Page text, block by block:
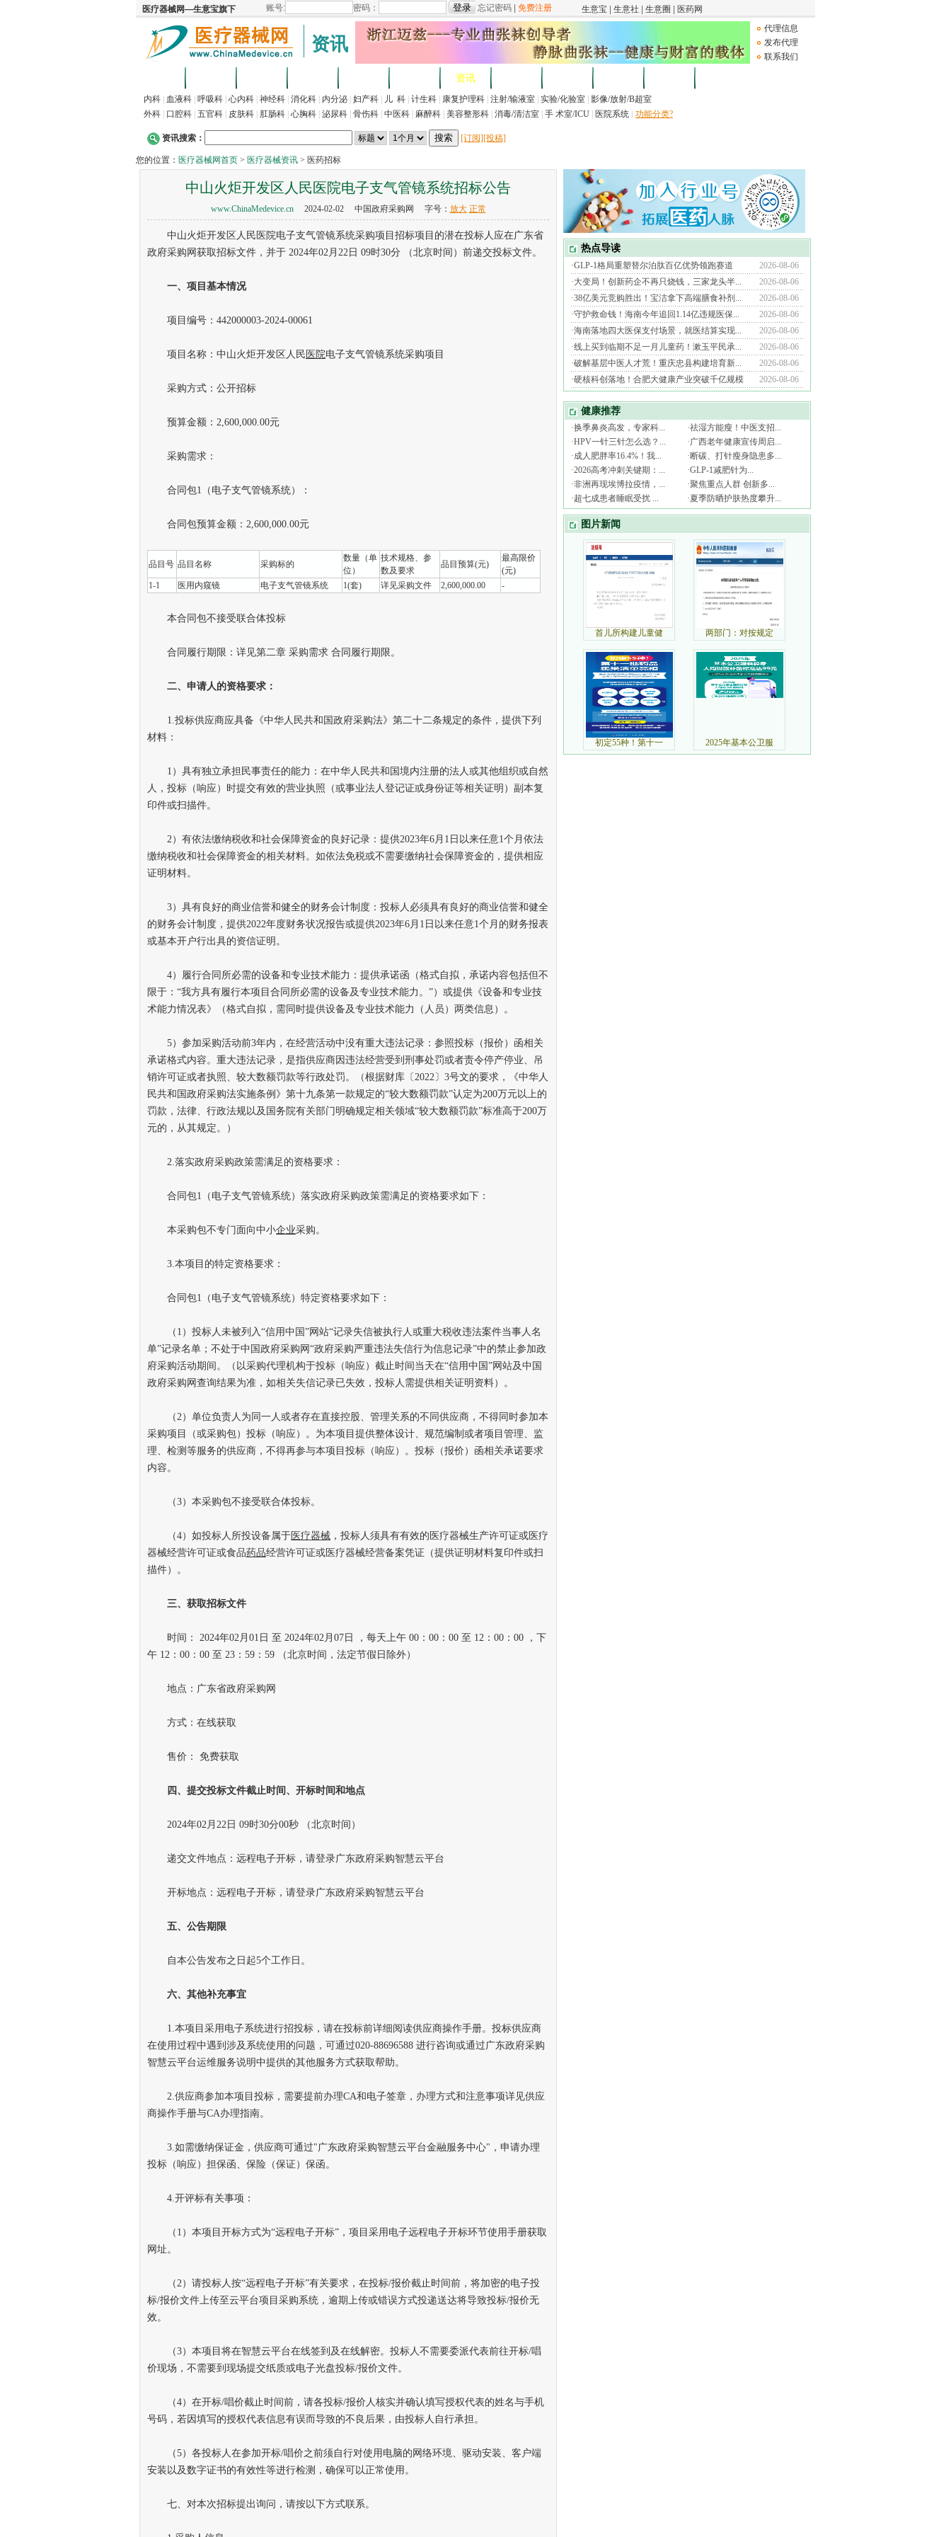
资讯
代理信息
发布代理
联系我们
资讯
内科 血液科 呼吸科 心内科 神经科 消化科 内分泌 妇产科 儿 科 计生科 康复护理科 注射/输液室 实验/化验室 影像/放射/B超室
外科
口腔科 五官科 皮肤科 肛肠科 心胸科 泌尿科 骨伤科 中医科 麻醉科 美容整形科 消毒/清洁室 手 术室/ICU 医院系统 功能分类?
资讯搜索： [订阅][投稿]
您的位置： 医疗器械网首页 > 医疗器械资讯 > 医药招标
中山火炬开发区人民医院电子支气管镜系统招标公告
www.ChinaMedevice.cn2024-02-02 中国政府采购网 字号： 放大 正常
中山火炬开发区人民医院电子支气管镜系统采购项目招标项目的潜在投标人应在广东省
政府采购网获取招标文件，并于 2024年02月22日 09时30分 （北京时间）前递交投标文件。
一、 项目基本情况
项目编号：442000003-2024-00061
项目名称：中山火炬开发区人民 医院电子支气管镜系统采购项目
采购方式：公开招标
预算金额：2,600,000.00元
采购需求：
合同包1（电子支气管镜系统）：
合同包预算金额：2,600,000.00元
品目号 品目名称 采购标的
数量（单
位）
技术规格、参
数及要求
品目预算(元)
最高限价
(元)
1-1
医用内窥镜 电子支气管镜系统 1(套) 详见采购文件 2,600,000.00 -
本合同包不接受联合体投标
合同履行期限：详见第二章 采购需求 合同履行期限。
二、 申请人的资格要求 ：
1.投标供应商应具备《中华人民共和国政府采购法》第二十二条规定的条件，提供下列
材料：
1）具有独立承担民事责任的能力：在中华人民共和国境内注册的法人或其他组织或自然
人，投标（响应）时提交有效的营业执照（或事业法人登记证或身份证等相关证明）副本复
印件或扫描件。
2）有依法缴纳税收和社会保障资金的良好记录：提供2023年6月1日以来任意1个月依法
缴纳税收和社会保障资金的相关材料。如依法免税或不需要缴纳社会保障资金的，提供相应
证明材料。
3）具有良好的商业信誉和健全的财务会计制度：投标人必须具有良好的商业信誉和健全
的财务会计制度，提供2022年度财务状况报告或提供2023年6月1日以来任意1个月的财务报表
或基本开户行出具的资信证明。
4）履行合同所必需的设备和专业技术能力：提供承诺函（格式自拟，承诺内容包括但不
限于：“我方具有履行本项目合同所必需的设备及专业技术能力。”）或提供《设备和专业技
术能力情况表》（格式自拟，需同时提供设备及专业技术能力（人员）两类信息）。
5）参加采购活动前3年内，在经营活动中没有重大违法记录：参照投标（报价）函相关
承诺格式内容。重大违法记录，是指供应商因违法经营受到刑事处罚或者责令停产停业、吊
销许可证或者执照、较大数额罚款等行政处罚。（根据财库〔2022〕3号文的要求，《中华人
民共和国政府采购法实施条例》第十九条第一款规定的“较大数额罚款”认定为200万元以上的
罚款，法律、行政法规以及国务院有关部门明确规定相关领域“较大数额罚款”标准高于200万
元的，从其规定。）
2.落实政府采购政策需满足的资格要求：
合同包1（电子支气管镜系统）落实政府采购政策需满足的资格要求如下：
本采购包不专门面向中小企业采购。
3.本项目的特定资格要求：
合同包1（电子支气管镜系统）特定资格要求如下：
（1）投标人未被列入“信用中国”网站“记录失信被执行人或重大税收违法案件当事人名
单”记录名单；不处于中国政府采购网“政府采购严重违法失信行为信息记录”中的禁止参加政
府采购活动期间。（以采购代理机构于投标（响应）截止时间当天在“信用中国”网站及中国
政府采购网查询结果为准，如相关失信记录已失效，投标人需提供相关证明资料）。
（2）单位负责人为同一人或者存在直接控股、管理关系的不同供应商，不得同时参加本
采购项目（或采购包）投标（响应）。为本项目提供整体设计、规范编制或者项目管理、监
理、检测等服务的供应商，不得再参与本项目投标（响应）。投标（报价）函相关承诺要求
内容。
（3）本采购包不接受联合体投标。
（4）如投标人所投设备属于 医疗器械 ，投标人须具有有效的医疗器械生产许可证或医疗
器械经营许可证或食品药品经营许可证或医疗器械经营备案凭证（提供证明材料复印件或扫
描件）。
三、 获取招标文件
时间： 2024年02月01日 至 2024年02月07日 ，每天上午 00：00：00 至 12：00：00 ，下
午 12：00：00 至 23：59：59 （北京时间，法定节假日除外）
地点：广东省政府采购网
方式：在线获取
售价： 免费获取
四 、 提交投标文件截止时间 、 开标时间和地点
2024年02月22日 09时30分00秒 （北京时间）
递交文件地点：远程电子开标，请登录广东政府采购智慧云平台
开标地点：远程电子开标，请登录广东政府采购智慧云平台
五、 公告期限
自本公告发布之日起5个工作日。
六、 其他补充事宜
1.本项目采用电子系统进行招投标，请在投标前详细阅读供应商操作手册。投标供应商
在使用过程中遇到涉及系统使用的问题，可通过020-88696588 进行咨询或通过广东政府采购
智慧云平台运维服务说明中提供的其他服务方式获取帮助。
2.供应商参加本项目投标，需要提前办理CA和电子签章，办理方式和注意事项详见供应
商操作手册与CA办理指南。
3.如需缴纳保证金，供应商可通过"广东政府采购智慧云平台金融服务中心"，申请办理
投标（响应）担保函、保险（保证）保函。
4.开评标有关事项：
（1）本项目开标方式为“远程电子开标”，项目采用电子远程电子开标环节使用手册获取
网址。
（2）请投标人按“远程电子开标”有关要求，在投标/报价截止时间前，将加密的电子投
标/报价文件上传至云平台项目采购系统，逾期上传或错误方式投递送达将导致投标/报价无
效。
（3）本项目将在智慧云平台在线签到及在线解密。投标人不需要委派代表前往开标/唱
价现场，不需要到现场提交纸质或电子光盘投标/报价文件。
（4）在开标/唱价截止时间前，请各投标/报价人核实并确认填写授权代表的姓名与手机
号码，若因填写的授权代表信息有误而导致的不良后果，由投标人自行承担。
（5）各投标人在参加开标/唱价之前须自行对使用电脑的网络环境、驱动安装、客户端
安装以及数字证书的有效性等进行检测，确保可以正常使用。
七、对本次招标提出询问，请按以下方式联系。